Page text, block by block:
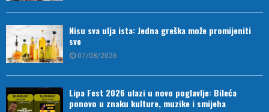
Nisu sva ulja ista: Jedna greška može promijeniti
sve
07/08/2026
Lipa Fest 2026 ulazi u novo poglavlje: Bileća
ponovo u znaku kulture, muzike i smijeha